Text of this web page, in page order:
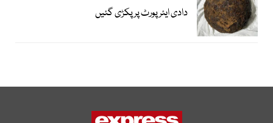
دادی ایئرپورٹ پر پکڑی گئیں